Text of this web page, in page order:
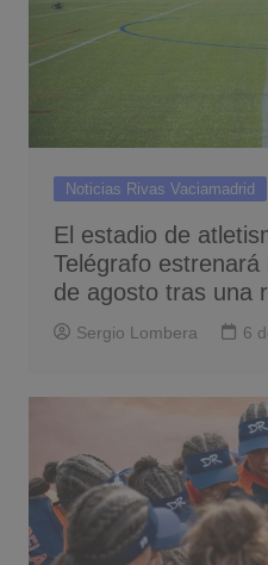
Noticias Rivas Vaciamadrid
El estadio de
Telégrafo
de agosto tras una
Sergio Lombera 6